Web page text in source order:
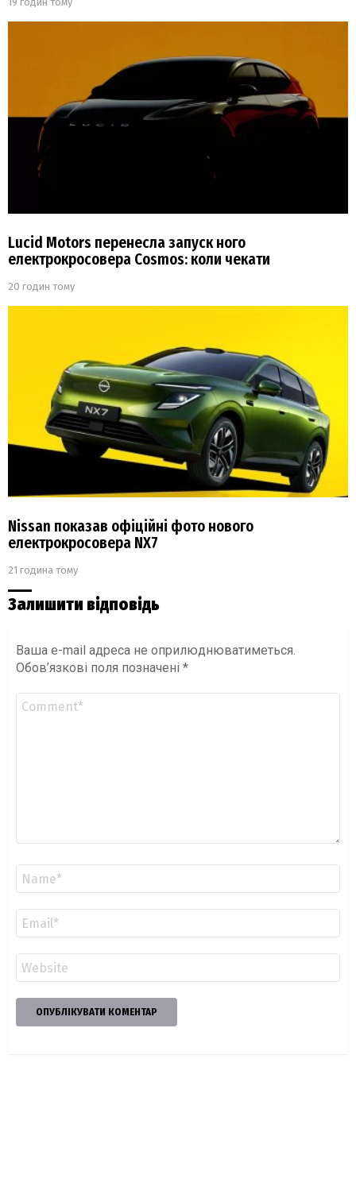
Lucid Motors перенесла запуск ного
електрокросовера Cosmos: коли чекати
20 годин тому
Nissan показав офіційні фото нового
електрокросовера NX7
21 година тому
Залишити відповідь
Ваша e-mail адреса не оприлюднюватиметься.
Обов’язкові поля позначені *
Коментар